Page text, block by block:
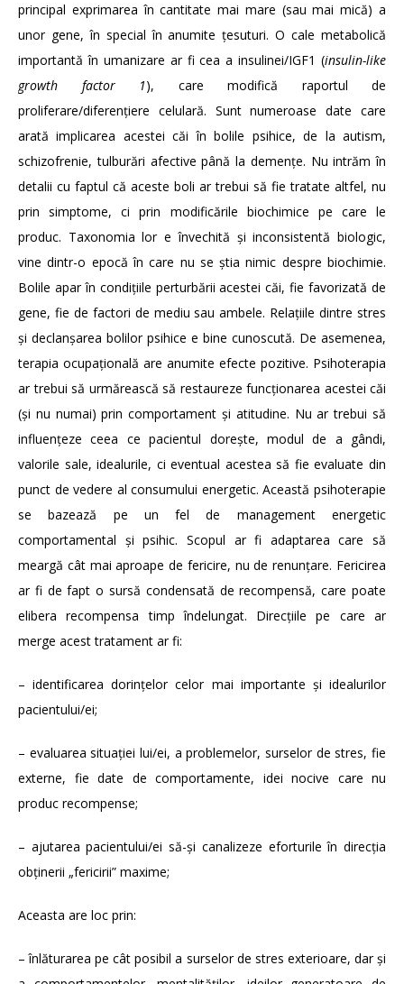
principal exprimarea în cantitate mai mare (sau mai mică) a
unor gene, în special în anumite țesuturi. O cale metabolică
importantă în umanizare ar fi cea a insulinei/IGF1 (insulin-like
growth factor 1), care modifică raportul de
proliferare/diferențiere celulară. Sunt numeroase date care
arată implicarea acestei căi în bolile psihice, de la autism,
schizofrenie, tulburări afective până la demențe. Nu intrăm în
detalii cu faptul că aceste boli ar trebui să fie tratate altfel, nu
prin simptome, ci prin modificările biochimice pe care le
produc. Taxonomia lor e învechită și inconsistentă biologic,
vine dintr-o epocă în care nu se știa nimic despre biochimie.
Bolile apar în condițiile perturbării acestei căi, fie favorizată de
gene, fie de factori de mediu sau ambele. Relațiile dintre stres
și declanșarea bolilor psihice e bine cunoscută. De asemenea,
terapia ocupațională are anumite efecte pozitive. Psihoterapia
ar trebui să urmărească să restaureze funcționarea acestei căi
(și nu numai) prin comportament și atitudine. Nu ar trebui să
influențeze ceea ce pacientul dorește, modul de a gândi,
valorile sale, idealurile, ci eventual acestea să fie evaluate din
punct de vedere al consumului energetic. Această psihoterapie
se bazează pe un fel de management energetic
comportamental și psihic. Scopul ar fi adaptarea care să
meargă cât mai aproape de fericire, nu de renunțare. Fericirea
ar fi de fapt o sursă condensată de recompensă, care poate
elibera recompensa timp îndelungat. Direcțiile pe care ar
merge acest tratament ar fi:
– identificarea dorințelor celor mai importante și idealurilor
pacientului/ei;
– evaluarea situației lui/ei, a problemelor, surselor de stres, fie
externe, fie date de comportamente, idei nocive care nu
produc recompense;
– ajutarea pacientului/ei să-și canalizeze eforturile în direcția
obținerii „fericirii” maxime;
Aceasta are loc prin:
– înlăturarea pe cât posibil a surselor de stres exterioare, dar și